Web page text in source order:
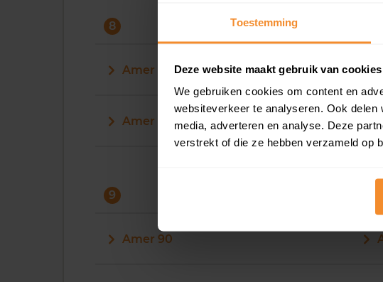
Toestemming
Deze website maakt gebruik van cookies
We gebruiken cookies om content en
websiteverkeer te analyseren. Ook
media, adverteren en analyse. Deze
verstrekt of die ze hebben verzameld op
8
Amer 8
Amer 80
9
Amer 90